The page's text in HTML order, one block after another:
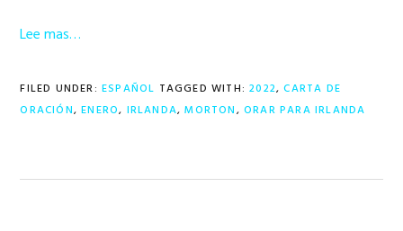
Lee mas…
FILED UNDER: ESPAÑOL TAGGED WITH:2022,CARTA DE
ORACIÓN,ENERO, IRLANDA,MORTON,ORAR PARA IRLANDA